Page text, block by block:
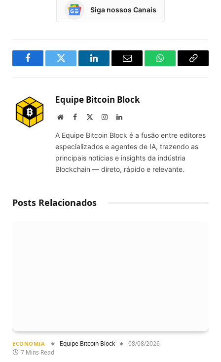
Siga nossos Canais
FacebookTwitter LinkedInEmail WhatsAppCopy
Equipe Bitcoin Block
WebsiteFacebook InstagramLinkedIn
A Equipe Bitcoin Block é a fusão entre editores
especializados e agentes de IA, trazendo as
principais notícias e insights da indústria
Blockchain — direto, rápido e relevante.
Posts Relacionados
ECONOMIA Equipe Bitcoin Block
08/08/2026
7 Mins Read